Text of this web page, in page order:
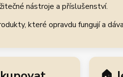
nástroje a příslušenství.
které opravdu fungují a